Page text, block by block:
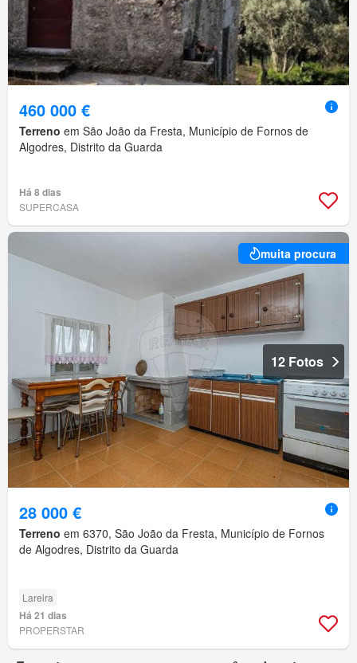
460 000 €
Terreno em São João da Fresta, Município de Fornos de
Algodres, Distrito da Guarda
Há 8 dias
SUPERCASA
muita procura
12 Fotos
28 000 €
Terreno em 6370, São João da Fresta, Município de Fornos
de Algodres, Distrito da Guarda
Lareira
Há 21 dias
PROPERSTAR